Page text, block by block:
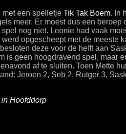
met een spelletje Tik Tak Boem. In
meer. Er moest dus een beroep
nog niet. Leonie had vaak
opgescheept met de meeste
deze voor de helft aan
is geen hoogdravend spel, maar
af te sluiten. Toen Mette
Jeroen 2, Seb 2, Rutger 3,
Hoofddorp